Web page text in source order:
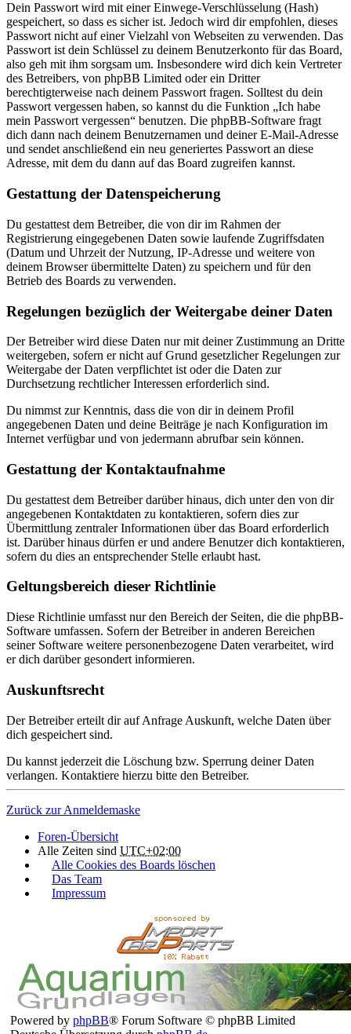
Dein Passwort wird mit einer Einwege-Verschlüsselung (Hash)
gespeichert, so dass es sicher ist. Jedoch wird dir empfohlen, dieses
Passwort nicht auf einer Vielzahl von Webseiten zu verwenden. Das
Passwort ist dein Schlüssel zu deinem Benutzerkonto für das Board,
also geh mit ihm sorgsam um. Insbesondere wird dich kein Vertreter
des Betreibers, von phpBB Limited oder ein Dritter
berechtigterweise nach deinem Passwort fragen. Solltest du dein
Passwort vergessen haben, so kannst du die Funktion „Ich habe
mein Passwort vergessen“ benutzen. Die phpBB-Software fragt
dich dann nach deinem Benutzernamen und deiner E-Mail-Adresse
und sendet anschließend ein neu generiertes Passwort an diese
Adresse, mit dem du dann auf das Board zugreifen kannst.
Gestattung der Datenspeicherung
Du gestattest dem Betreiber, die von dir im Rahmen der
Registrierung eingegebenen Daten sowie laufende Zugriffsdaten
(Datum und Uhrzeit der Nutzung, IP-Adresse und weitere von
deinem Browser übermittelte Daten) zu speichern und für den
Betrieb des Boards zu verwenden.
Regelungen bezüglich der Weitergabe deiner Daten
Der Betreiber wird diese Daten nur mit deiner Zustimmung an Dritte
weitergeben, sofern er nicht auf Grund gesetzlicher Regelungen zur
Weitergabe der Daten verpflichtet ist oder die Daten zur
Durchsetzung rechtlicher Interessen erforderlich sind.
Du nimmst zur Kenntnis, dass die von dir in deinem Profil
angegebenen Daten und deine Beiträge je nach Konfiguration im
Internet verfügbar und von jedermann abrufbar sein können.
Gestattung der Kontaktaufnahme
Du gestattest dem Betreiber darüber hinaus, dich unter den von dir
angegebenen Kontaktdaten zu kontaktieren, sofern dies zur
Übermittlung zentraler Informationen über das Board erforderlich
ist. Darüber hinaus dürfen er und andere Benutzer dich kontaktieren,
sofern du dies an entsprechender Stelle erlaubt hast.
Geltungsbereich dieser Richtlinie
Diese Richtlinie umfasst nur den Bereich der Seiten, die die phpBB-
Software umfassen. Sofern der Betreiber in anderen Bereichen
seiner Software weitere personenbezogene Daten verarbeitet, wird
er dich darüber gesondert informieren.
Auskunftsrecht
Der Betreiber erteilt dir auf Anfrage Auskunft, welche Daten über
dich gespeichert sind.
Du kannst jederzeit die Löschung bzw. Sperrung deiner Daten
verlangen. Kontaktiere hierzu bitte den Betreiber.
Zurück zur Anmeldemaske
Foren-Übersicht
Alle Zeiten sind UTC+02:00
Alle Cookies des Boards löschen
Das Team
Impressum
Powered by phpBB® Forum Software © phpBB Limited